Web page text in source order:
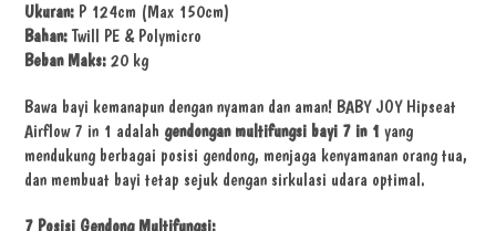
Ukuran: P 124cm (Max 150cm)
Bahan:Twill PE & Polymicro
Beban Maks: 20 kg
Bawa bayi kemanapun dengan nyaman dan aman! BABY JOY Hipseat
Airflow 7 in 1 adalah gendongan multifungsi bayi 7 in 1 yang
mendukung berbagai posisi gendong, menjaga kenyamanan orang tua,
dan membuat bayi tetap sejuk dengan sirkulasi udara optimal.
7 Posisi Gendong Multifungsi: